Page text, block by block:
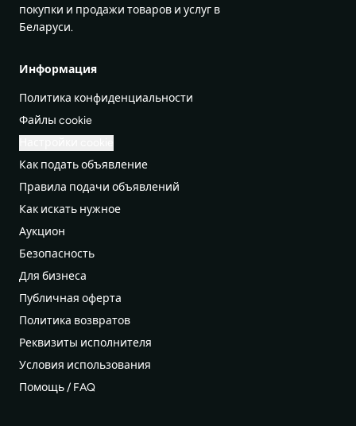
покупки и продажи товаров и услуг в
Беларуси.
Информация
Политика конфиденциальности
Файлы cookie
Как подать объявление
Правила подачи объявлений
Как искать нужное
Аукцион
Безопасность
Для бизнеса
Публичная оферта
Политика возвратов
Реквизиты исполнителя
Условия использования
Помощь / FAQ